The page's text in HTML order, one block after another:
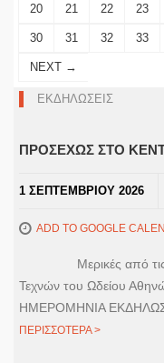
20 21 22 23
30 31 32 33
NEXT →
ΕΚΔΗΛΩΣΕΙΣ
ΠΡΟΣΕΧΩΣ ΣΤΟ
1 ΣΕΠΤΕΜΒΡΙΟΥ 2026
ADD TO GOOGLE
Μερικές από τις
Τεχνών του Ωδείου
ΗΜΕΡΟΜΗΝΙΑ
ΠΕΡΙΣΣΟΤΕΡΑ >